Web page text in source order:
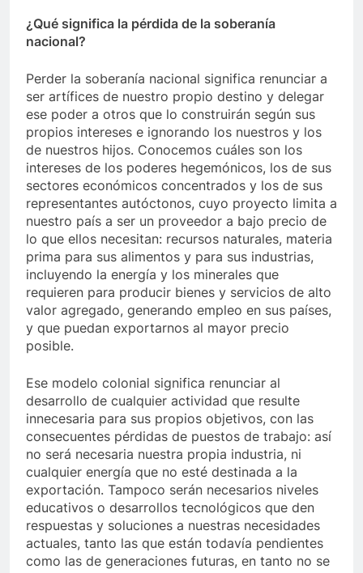
¿Qué significa la pérdida de la soberanía
nacional?
Perder la soberanía nacional significa renunciar a
ser artífices de nuestro propio destino y delegar
ese poder a otros que lo construirán según sus
propios intereses e ignorando los nuestros y los
de nuestros hijos. Conocemos cuáles son los
intereses de los poderes hegemónicos, los de sus
sectores económicos concentrados y los de sus
representantes autóctonos, cuyo proyecto limita a
nuestro país a ser un proveedor a bajo precio de
lo que ellos necesitan: recursos naturales, materia
prima para sus alimentos y para sus industrias,
incluyendo la energía y los minerales que
requieren para producir bienes y servicios de alto
valor agregado, generando empleo en sus países,
y que puedan exportarnos al mayor precio
posible.
Ese modelo colonial significa renunciar al
desarrollo de cualquier actividad que resulte
innecesaria para sus propios objetivos, con las
consecuentes pérdidas de puestos de trabajo: así
no será necesaria nuestra propia industria, ni
cualquier energía que no esté destinada a la
exportación. Tampoco serán necesarios niveles
educativos o desarrollos tecnológicos que den
respuestas y soluciones a nuestras necesidades
actuales, tanto las que están todavía pendientes
como las de generaciones futuras, en tanto no se